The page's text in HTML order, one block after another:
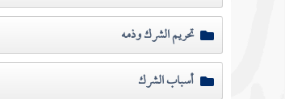
تحريم الشرك وذمه
أسباب الشرك